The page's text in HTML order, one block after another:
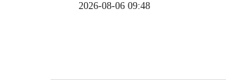
2026-08-06 09:48